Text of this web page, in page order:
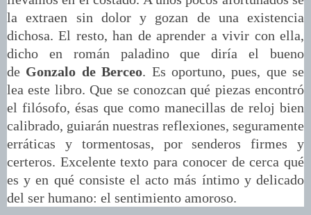
la extraen sin dolor y gozan de una existencia
dichosa. El resto, han de aprender a vivir con ella,
dicho en román paladino que diría el bueno
de Gonzalo de Berceo. Es oportuno, pues, que se
lea este libro. Que se conozcan qué piezas encontró
el filósofo, ésas que como manecillas de reloj bien
calibrado, guiarán nuestras reflexiones, seguramente
erráticas y tormentosas, por senderos firmes y
certeros. Excelente texto para conocer de cerca qué
es y en qué consiste el acto más íntimo y delicado
del ser humano: el sentimiento amoroso.